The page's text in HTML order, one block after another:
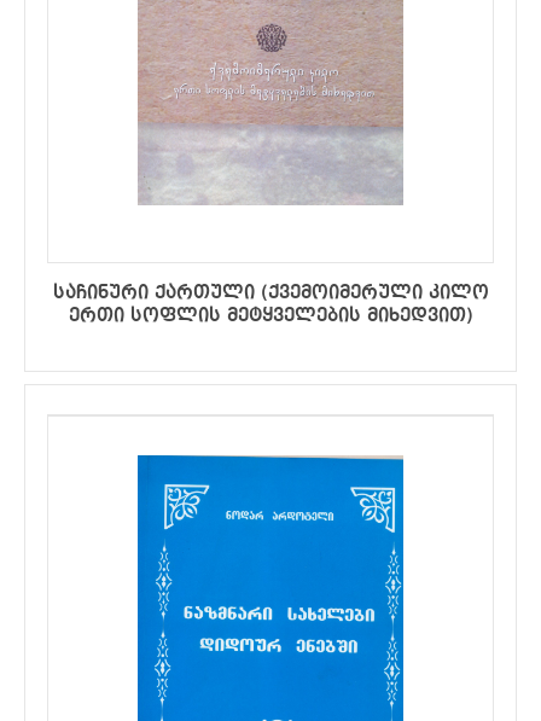
საჩინური ქართული (ქვემოიმერული კილო
ერთი სოფლის მეტყველების მიხედვით)